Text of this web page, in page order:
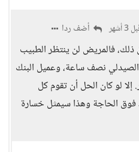
أشهر أضف ردا
فالمريض لن ينتظر الطبيب
نصف ساعة، وعميل البنك
إلا لو كان الحل أن تقوم كل
فوق الحاجة وهذا سيمثل خسارة